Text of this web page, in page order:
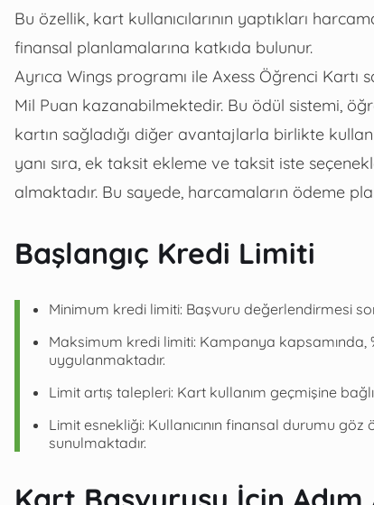
Bu özellik, kart kullanıcılarının yaptıkları
finansal planlamalarına katkıda bulunur.
Ayrıca Wings programı ile Axess Öğrenci
Mil Puan kazanabilmektedir. Bu ödül sistemi,
kartın sağladığı diğer avantajlarla birlikte
yanı sıra, ek taksit ekleme ve taksit iste
almaktadır. Bu sayede, harcamaların ödeme
Başlangıç Kredi Limiti
Minimum kredi limiti: Başvuru değerlendirmesi
Maksimum kredi limiti: Kampanya kapsamında,
uygulanmaktadır.
Limit artış talepleri: Kart kullanım geçmişine
Limit esnekliği: Kullanıcının finansal durumu
sunulmaktadır.